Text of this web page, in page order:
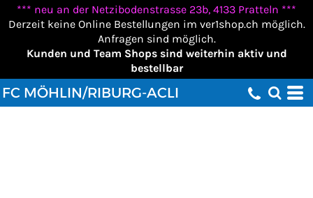
*** neu an der Netzibodenstrasse 23b, 4133 Pratteln ***
Derzeit keine Online Bestellungen im ver1shop.ch möglich.
Anfragen sind möglich.
Kunden und Team Shops sind weiterhin aktiv und
bestellbar
FC MÖHLIN/RIBURG-ACLI